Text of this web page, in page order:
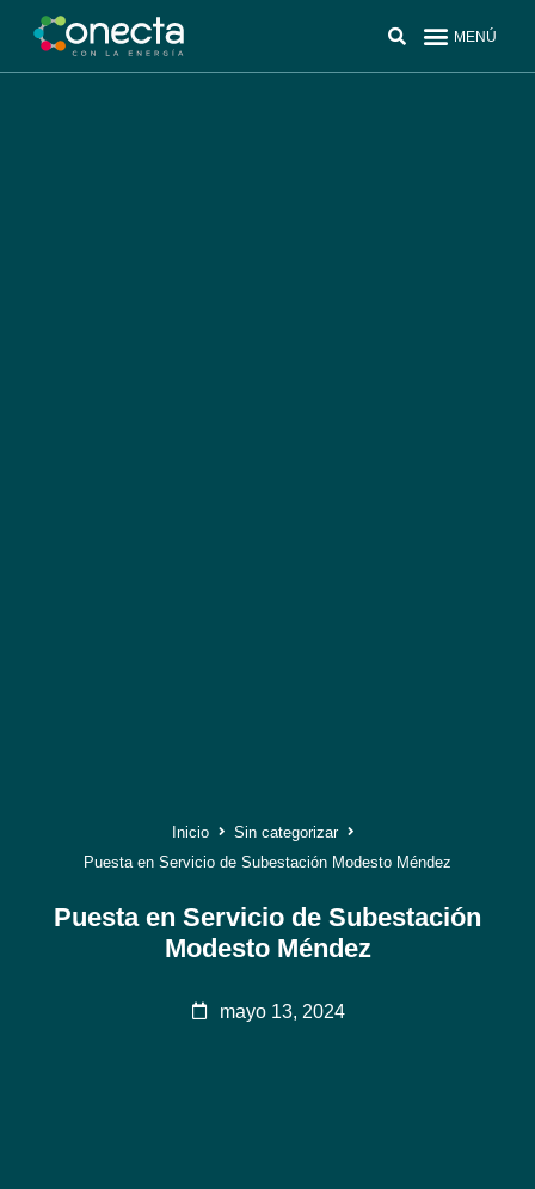
Inicio
Sin categorizar
Puesta en Servicio de Subestación Modesto Méndez
Puesta en Servicio de Subestación
Modesto Méndez
mayo 13, 2024